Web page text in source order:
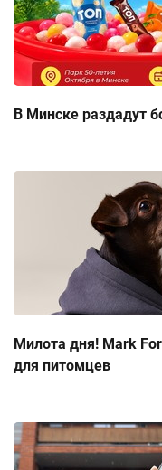
В Минске раздадут
Милота дня! Mark
для питомцев